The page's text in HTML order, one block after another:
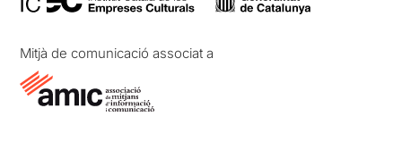
Mitjà de comunicació associat a